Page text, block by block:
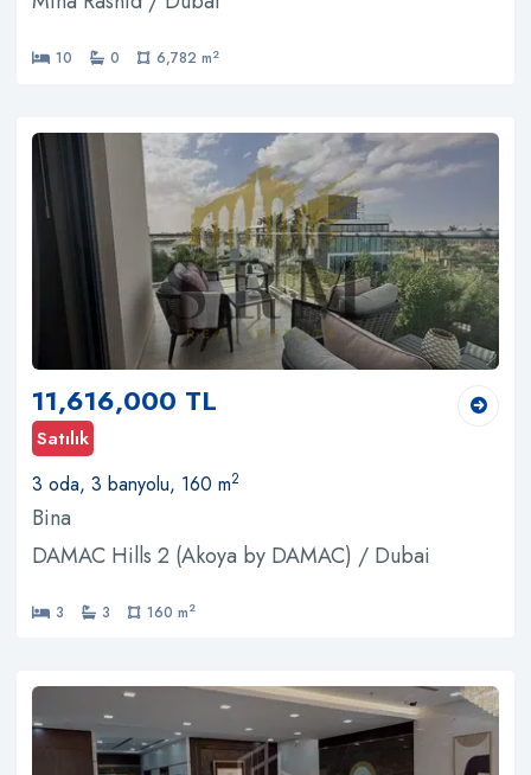
10 0 6,782 m2
11,616,000 TL
Satılık
3 oda, 3 banyolu, 160 m2
Bina
DAMAC Hills 2 (Akoya by DAMAC) / Dubai
3 3 160 m2